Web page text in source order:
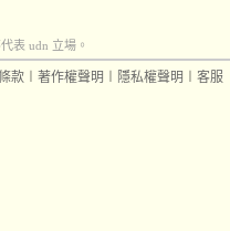
表 udn 立場。
款 著作權聲明 隱私權聲明 客服